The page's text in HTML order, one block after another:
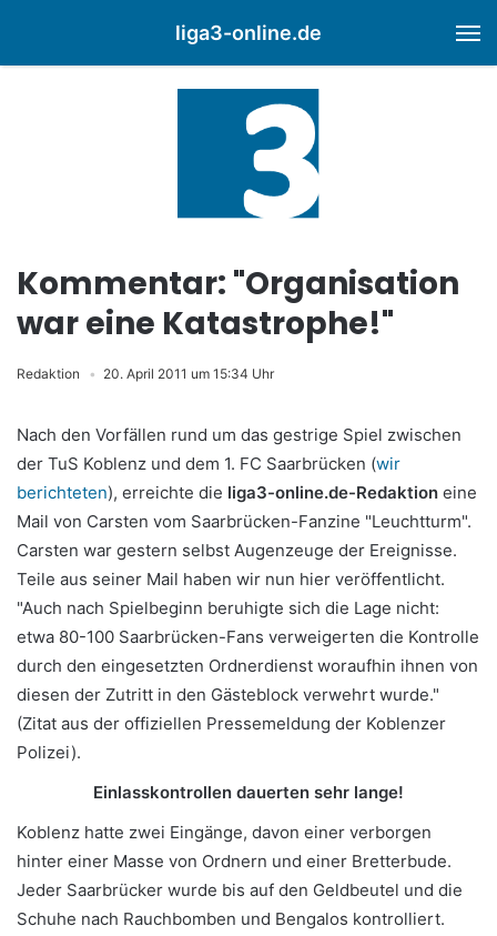
liga3-online.de
Kommentar: "Organisation
war eine Katastrophe!"
Redaktion 20. April 2011 um 15:34 Uhr
Nach den Vorfällen rund um das gestrige Spiel zwischen
der TuS Koblenz und dem 1. FC Saarbrücken (wir
berichteten), erreichte die liga3-online.de-Redaktion eine
Mail von Carsten vom Saarbrücken-Fanzine "Leuchtturm".
Carsten war gestern selbst Augenzeuge der Ereignisse.
Teile aus seiner Mail haben wir nun hier veröffentlicht.
"Auch nach Spielbeginn beruhigte sich die Lage nicht:
etwa 80-100 Saarbrücken-Fans verweigerten die Kontrolle
durch den eingesetzten Ordnerdienst woraufhin ihnen von
diesen der Zutritt in den Gästeblock verwehrt wurde."
(Zitat aus der offiziellen Pressemeldung der Koblenzer
Polizei).
Einlasskontrollen dauerten sehr lange!
Koblenz hatte zwei Eingänge, davon einer verborgen
hinter einer Masse von Ordnern und einer Bretterbude.
Jeder Saarbrücker wurde bis auf den Geldbeutel und die
Schuhe nach Rauchbomben und Bengalos kontrolliert.